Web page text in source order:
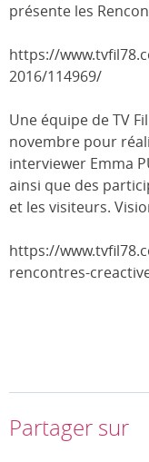
présente les
https://
2016/114969/
Une équipe de TV
novembre pour
interviewer Emma
ainsi que des
et les visiteurs.
https://
rencontres-
Partager sur